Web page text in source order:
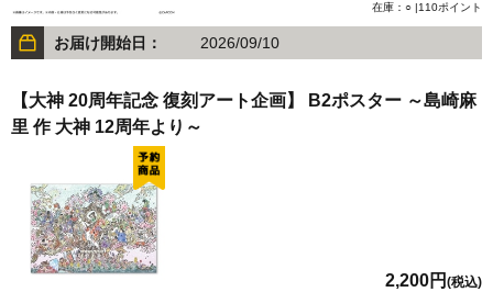
在庫：○ |110ポイント
お届け開始日： 2026/09/10
【大神 20周年記念 復刻アート企画】 B2ポスター ～島崎麻
里 作 大神 12周年より～
2,200円 (税込)